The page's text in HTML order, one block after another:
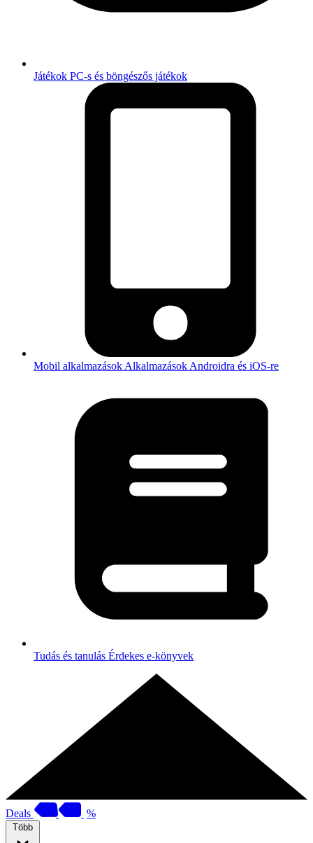
Játékok PC-s és böngészős játékok
Mobil alkalmazások Alkalmazások Androidra és iOS-re
Tudás és tanulás Érdekes e-könyvek
Deals %
Több